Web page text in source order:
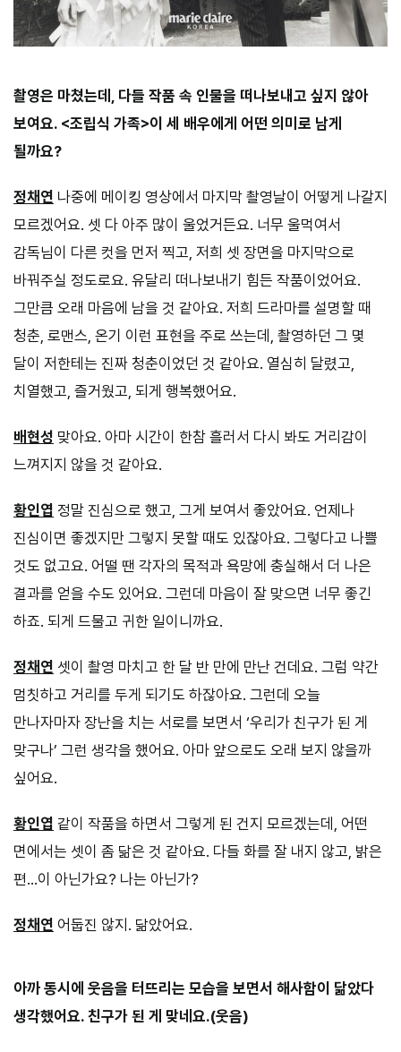
촬영은 마쳤는데, 다들 작품 속 인물을 떠나보내고 싶지 않아
보여요. <조립식 가족>이 세 배우에게 어떤 의미로 남게
될까요?
정채연 나중에 메이킹 영상에서 마지막 촬영날이 어떻게 나갈지
모르겠어요. 셋 다 아주 많이 울었거든요. 너무 울먹여서
감독님이 다른 컷을 먼저 찍고, 저희 셋 장면을 마지막으로
바꿔주실 정도로요. 유달리 떠나보내기 힘든 작품이었어요.
그만큼 오래 마음에 남을 것 같아요. 저희 드라마를 설명할 때
청춘, 로맨스, 온기 이런 표현을 주로 쓰는데, 촬영하던 그 몇
달이 저한테는 진짜 청춘이었던 것 같아요. 열심히 달렸고,
치열했고, 즐거웠고, 되게 행복했어요.
배현성 맞아요. 아마 시간이 한참 흘러서 다시 봐도 거리감이
느껴지지 않을 것 같아요.
황인엽 정말 진심으로 했고, 그게 보여서 좋았어요. 언제나
진심이면 좋겠지만 그렇지 못할 때도 있잖아요. 그렇다고 나쁠
것도 없고요. 어떨 땐 각자의 목적과 욕망에 충실해서 더 나은
결과를 얻을 수도 있어요. 그런데 마음이 잘 맞으면 너무 좋긴
하죠. 되게 드물고 귀한 일이니까요.
정채연 셋이 촬영 마치고 한 달 반 만에 만난 건데요. 그럼 약간
멈칫하고 거리를 두게 되기도 하잖아요. 그런데 오늘
만나자마자 장난을 치는 서로를 보면서 ‘우리가 친구가 된 게
맞구나’ 그런 생각을 했어요. 아마 앞으로도 오래 보지 않을까
싶어요.
황인엽 같이 작품을 하면서 그렇게 된 건지 모르겠는데, 어떤
면에서는 셋이 좀 닮은 것 같아요. 다들 화를 잘 내지 않고, 밝은
편…이 아닌가요? 나는 아닌가?
정채연 어둡진 않지. 닮았어요.
아까 동시에 웃음을 터뜨리는 모습을 보면서 해사함이 닮았다
생각했어요. 친구가 된 게 맞네요.(웃음)